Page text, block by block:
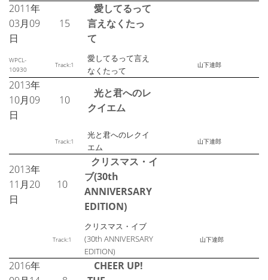
2011年
03月09
日
15
愛してるって
言えなくたっ
て
WPCL-
10930
Track:1
愛してるって言え
なくたって
山下達郎
2013年
10月09
日
10
光と君へのレ
クイエム
Track:1
光と君へのレクイ
エム
山下達郎
2013年
11月20
日
10
クリスマス・イ
ブ(30th
ANNIVERSARY
EDITION)
Track:1
クリスマス・イブ
(30th ANNIVERSARY
EDITION)
山下達郎
2016年
CHEER UP!